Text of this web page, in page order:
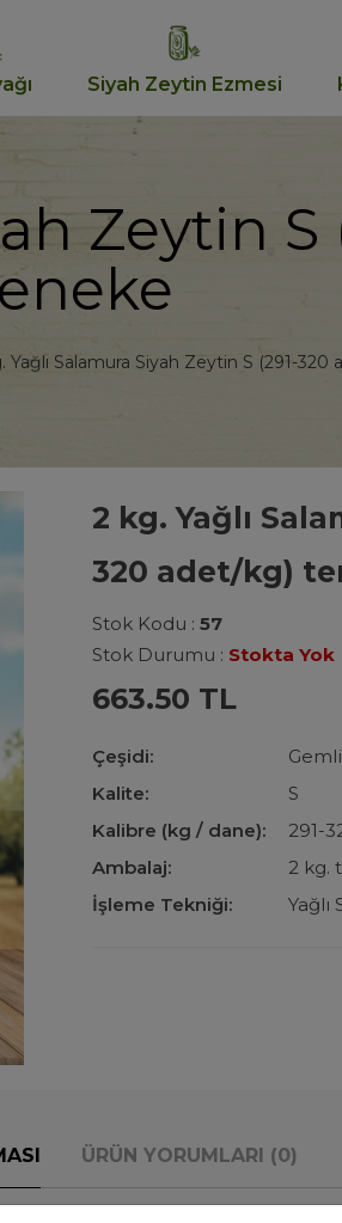
Siyah Zeytin Ezmesi
Zeytin
Yağlı Salamura Siyah Zeytin S (291-
2 kg. Yağlı
320 adet/kg)
Stok Kodu : 57
Stok Durumu : Stokta Yok
663.50 TL
Çeşidi:
Kalite:
S
Kalibre (kg / dane):
291-
Ambalaj:
2 kg.
İşleme Tekniği:
Yağlı
ÜRÜN YORUMLARI (0)